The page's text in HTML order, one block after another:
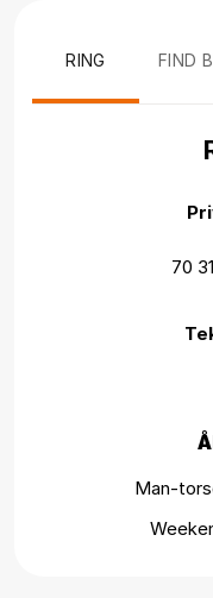
RING FIND
70
Man-